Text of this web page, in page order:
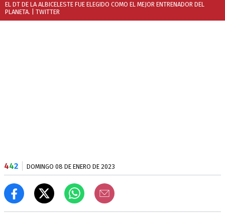
EL DT DE LA ALBICELESTE FUE ELEGIDO COMO EL MEJOR ENTRENADOR DEL
PLANETA. | TWITTER
442 DOMINGO 08 DE ENERO DE 2023